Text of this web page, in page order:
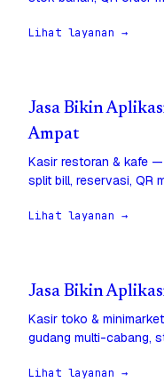
Lihat layanan →
Jasa Bikin
Ampat
Kasir restoran & kafe
split bill, reservasi, QR
Lihat layanan →
Jasa Bikin
Kasir toko &
gudang multi-cabang,
Lihat layanan →